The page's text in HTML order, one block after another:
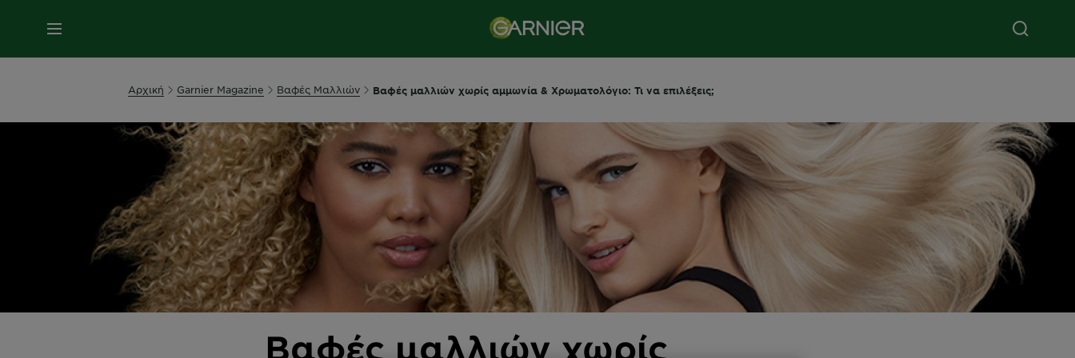
MENU
Αρχική Garnier Magazine Βαφές Μαλλιών Βαφές μαλλιών χωρίς αμμωνία & Χρωματολόγιο: Τι να επιλέξεις;
Βαφές μαλλιών χωρίς